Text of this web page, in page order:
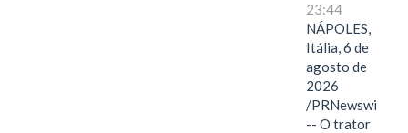
23:44
NÁPOLES,
Itália, 6 de
agosto de
2026
/PRNewswire/
-- O trator